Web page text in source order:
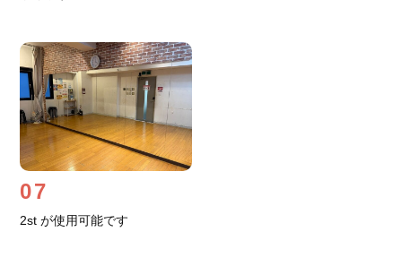
07
2st が使用可能です